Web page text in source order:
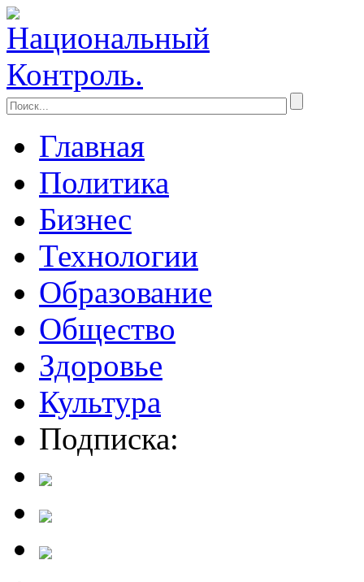
Главная
Политика
Бизнес
Технологии
Образование
Общество
Здоровье
Культура
Подписка: